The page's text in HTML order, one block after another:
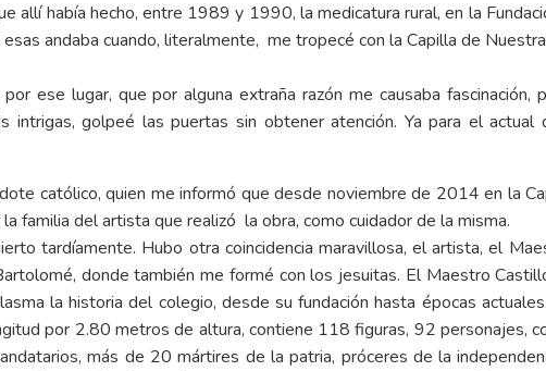
allí había hecho, entre 1989 y 1990, la medicatura rural, en la
andaba cuando, literalmente, me tropecé con la Capilla de
ese lugar, que por alguna extraña razón me causaba fascinación,
intrigas, golpeé las puertas sin obtener atención. Ya para el
católico, quien me informó que desde noviembre de 2014 en la
familia del artista que realizó la obra, como cuidador de la misma.
tardíamente. Hubo otra coincidencia maravillosa, el artista, el
donde también me formé con los jesuitas. El Maestro
la historia del colegio, desde su fundación hasta épocas
por 2.80 metros de altura, contiene 118 figuras, 92 personajes,
más de 20 mártires de la patria, próceres de la